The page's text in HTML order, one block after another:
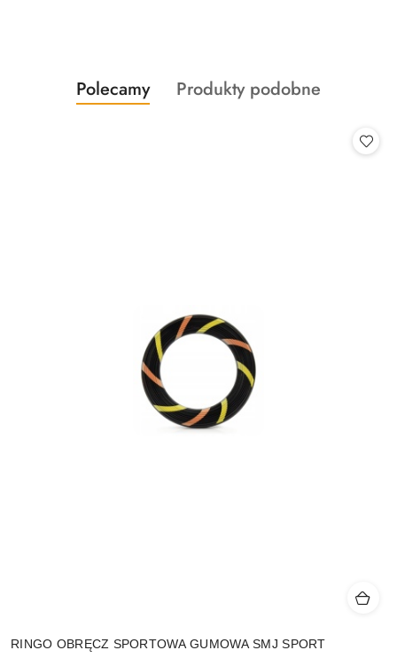
Pomiń karuzelę produktów
Produkty
o
Polecamy
Produkty
Produkty podobne
RINGO OBRĘCZ SPORTOWA GUMOWA SMJ SPORT